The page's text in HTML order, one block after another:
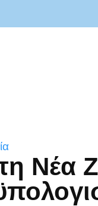
Νέα